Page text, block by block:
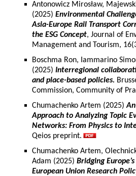
Antonowicz Mirosław,
(2025) Environmental
Asia-Europe Rail Transport
the ESG Concept, Journal of
Management and Tourism,
Boschma Ron, Iammarino
(2025) Interregional
and place-based policies.
Commission, Community of
Chumachenko Artem (2025)
Approach to Analyzing Topic
Networks: From Physics to
Qeios preprint.
Chumachenko Artem,
Adam (2025) Bridging
European Union Research